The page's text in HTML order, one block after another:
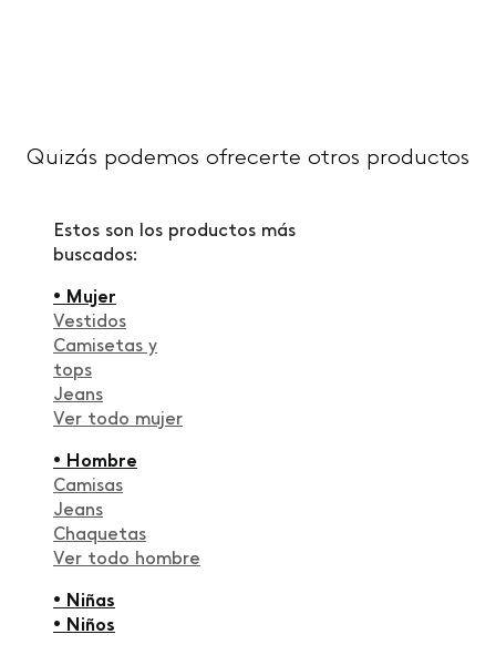
Quizás podemos ofrecerte otros productos
Estos son los productos más
buscados:
• Mujer
Vestidos
Camisetas y
tops
Jeans
Ver todo mujer
• Hombre
Camisas
Jeans
Chaquetas
Ver todo hombre
• Niñas
• Niños